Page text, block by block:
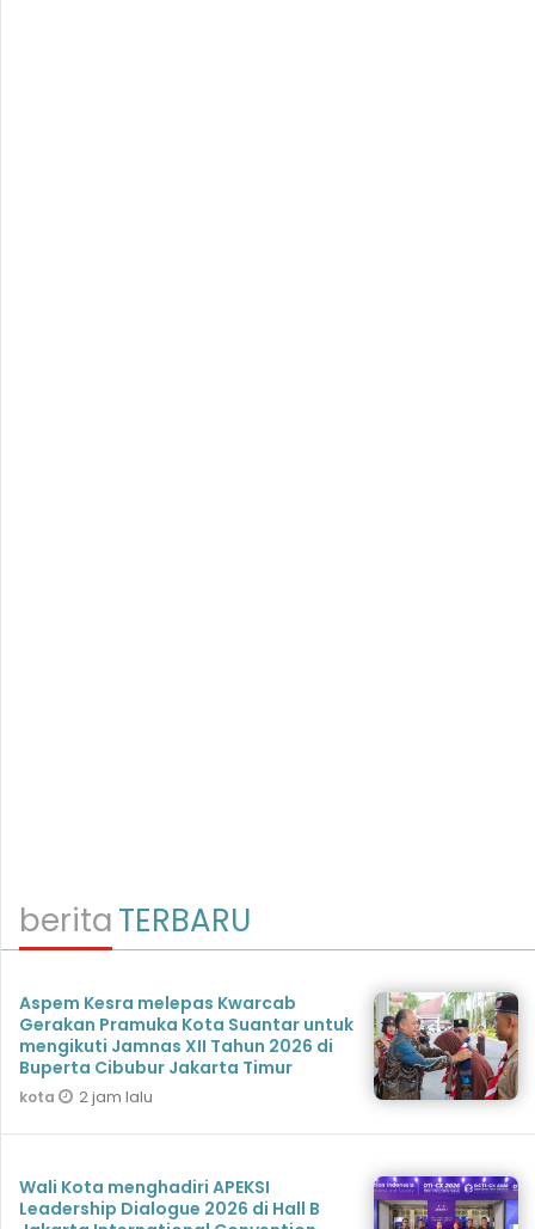
beritaTERBARU
Aspem Kesra melepas Kwarcab
Gerakan Pramuka Kota Suantar untuk
mengikuti Jamnas XII Tahun 2026 di
Buperta Cibubur Jakarta Timur
kota 2 jam lalu
Wali Kota menghadiri APEKSI
Leadership Dialogue 2026 di Hall B